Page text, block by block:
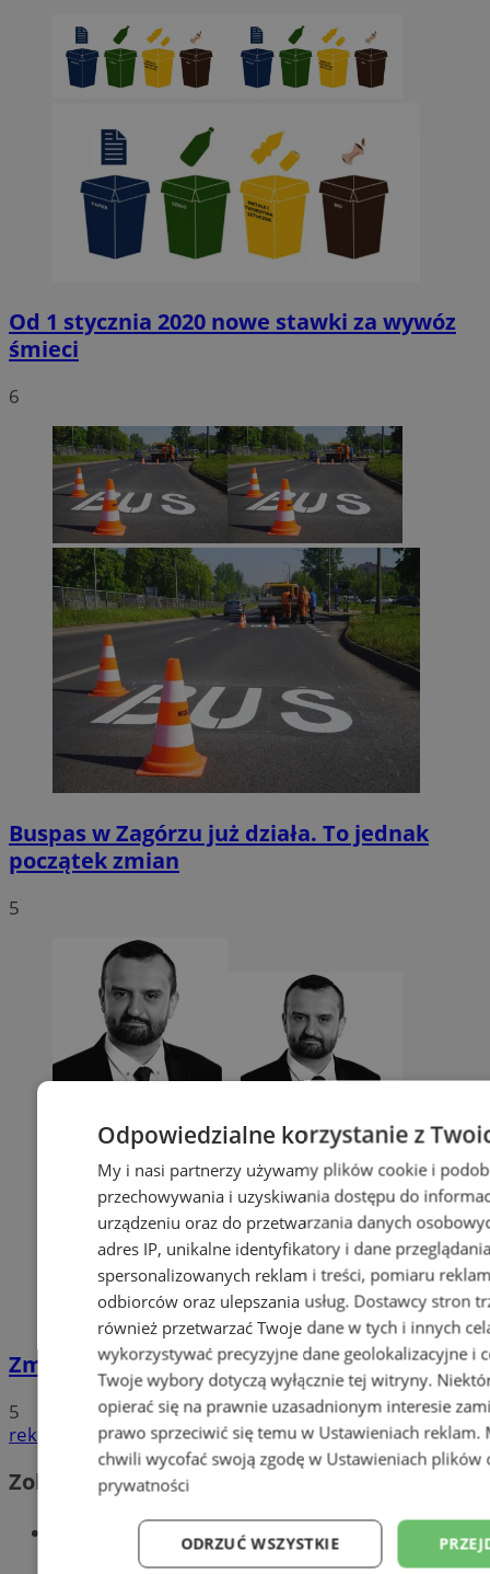
Od 1 stycznia 2020 nowe stawki za wywóz
śmieci
6
Buspas w Zagórzu już działa. To jednak
początek zmian
5
Zmarł Paweł Wojtusiak. Miał 36 lat
5
reklama
Zobacz również
Wiadomości kryminalne w Sosnowcu
Odpowiedzialne korzystanie z
My i nasi partnerzy używamy plików cookie i
przechowywania i uzyskiwania dostępu do
urządzeniu oraz do przetwarzania danych
adres IP, unikalne identyfikatory i dane
spersonalizowanych reklam i treści, pomiaru
odbiorców oraz ulepszania usług. Dostawcy stron
również przetwarzać Twoje dane w tych i innych
wykorzystywać precyzyjne dane geolokalizacyjne i
Twoje wybory dotyczą wyłącznie tej witryny.
opierać się na prawnie uzasadnionym interesie
prawo sprzeciwić się temu w Ustawieniach reklam.
chwili wycofać swoją zgodę w Ustawieniach plików
prywatności
ODRZUĆ WSZYSTKIE